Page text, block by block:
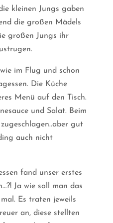
kleinen Jungs gaben
die großen Mädels
großen Jungs ihr
im Flug und schon
Die Küche
Menü auf den Tisch.
und Salat. Beim
gut
auch nicht
fand unser erstes
Ja wie soll man das
Es traten jeweils
an, diese stellten